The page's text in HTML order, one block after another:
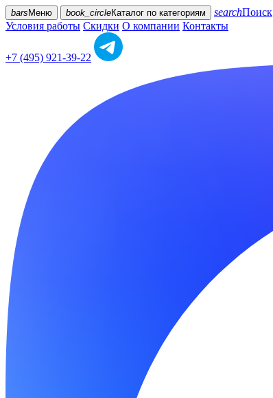
bars Меню book_circleКаталог по категориям searchПоиск
Условия работы Скидки О компании Контакты
+7 (495) 921-39-22